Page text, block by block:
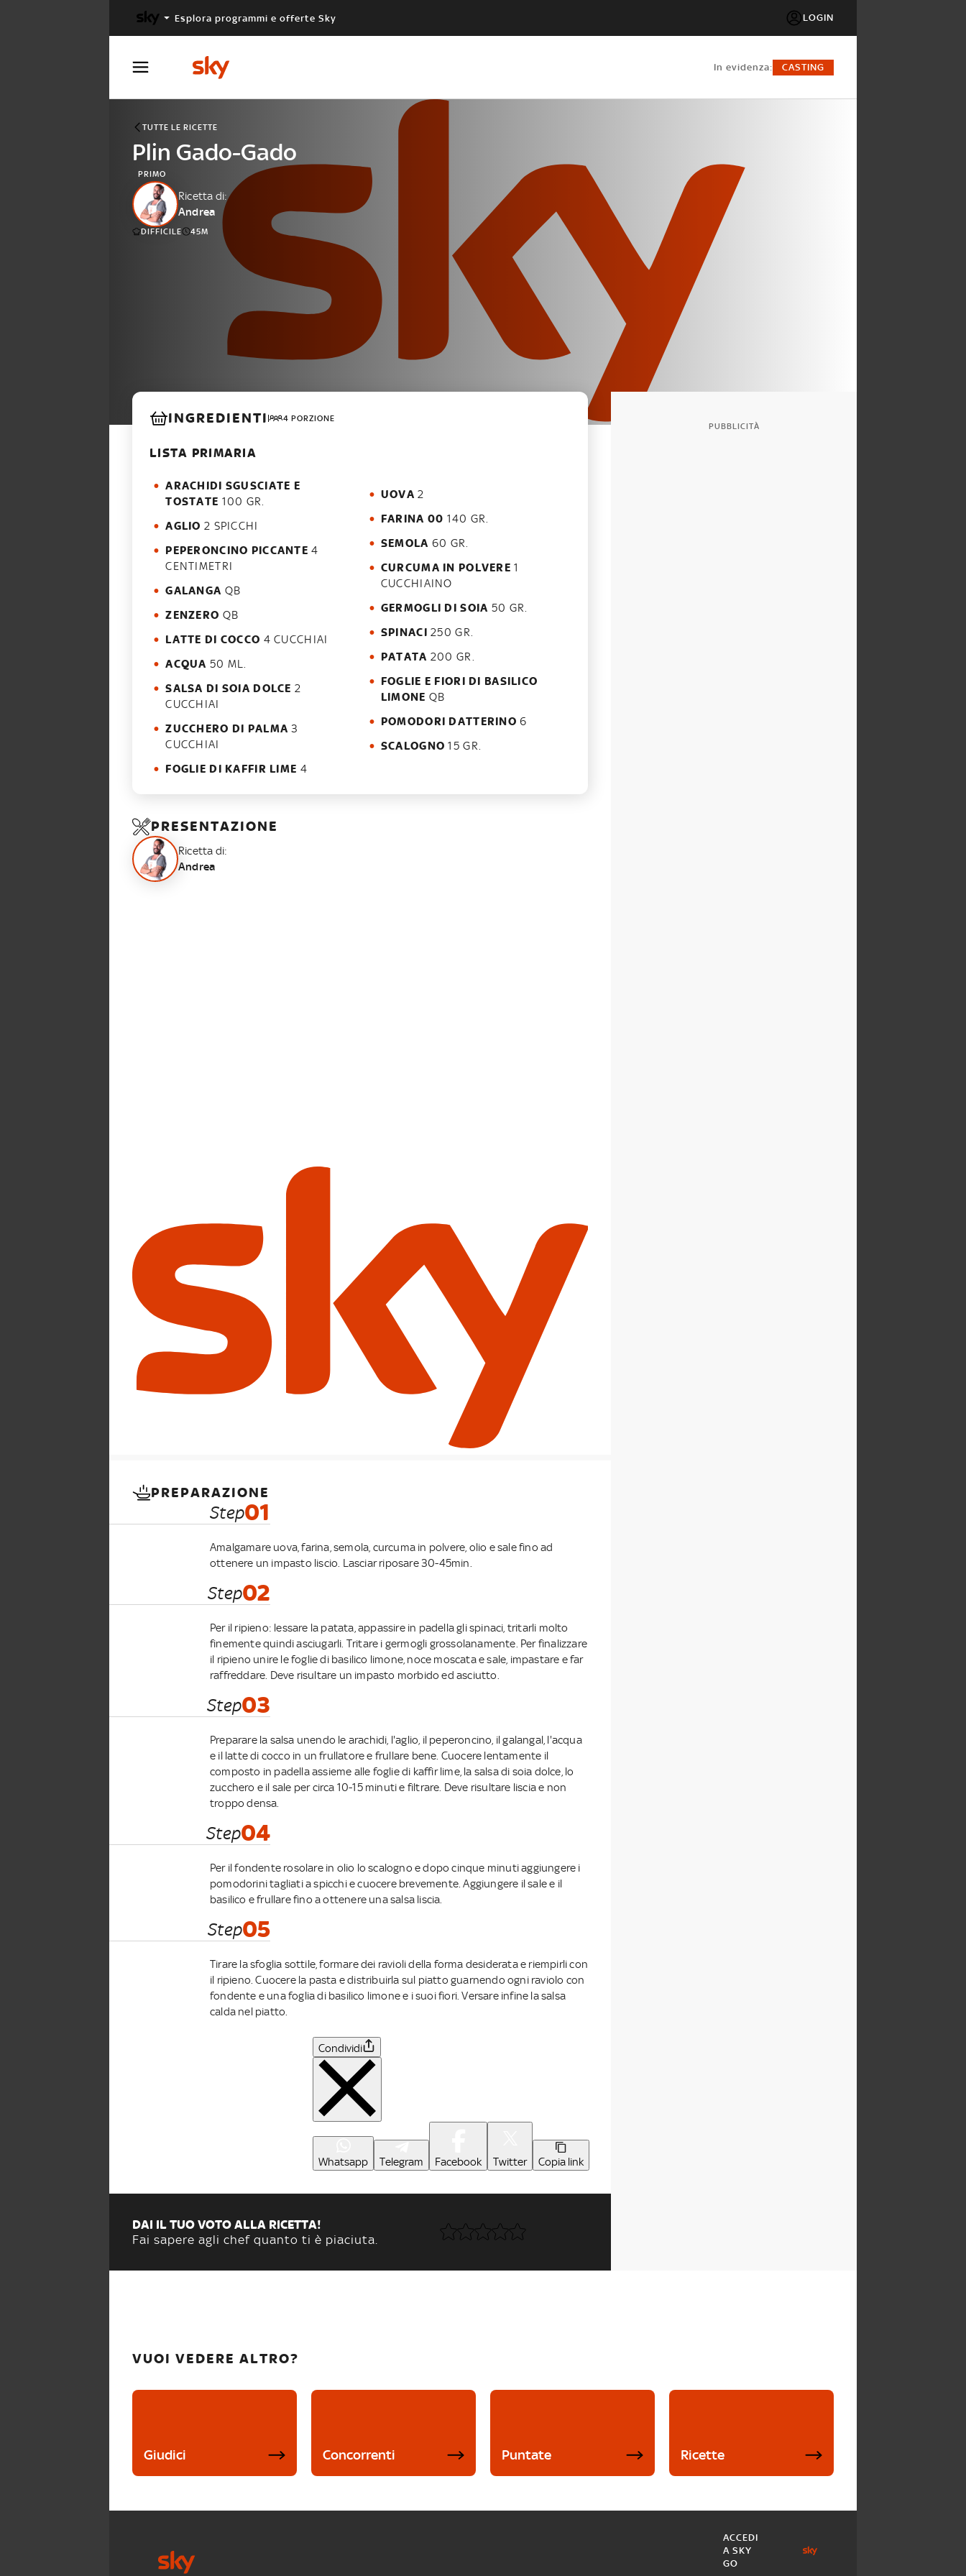
Esplora programmi e offerte Sky LOGIN
in evidenza: CASTING
TUTTE LE RICETTE
Plin Gado-Gado
PRIMO
Ricetta di:
Andrea
DIFFICILE 45M
INGREDIENTI 4 PORZIONE
LISTA PRIMARIA
ARACHIDI SGUSCIATE E
TOSTATE 100 GR.
AGLIO 2 SPICCHI
PEPERONCINO PICCANTE 4
CENTIMETRI
GALANGA QB
ZENZERO QB
LATTE DI COCCO 4 CUCCHIAI
ACQUA 50 ML.
SALSA DI SOIA DOLCE 2
CUCCHIAI
ZUCCHERO DI PALMA 3
CUCCHIAI
FOGLIE DI KAFFIR LIME 4
UOVA 2
FARINA 00 140 GR.
SEMOLA 60 GR.
CURCUMA IN POLVERE 1
CUCCHIAINO
GERMOGLI DI SOIA 50 GR.
SPINACI 250 GR.
PATATA 200 GR.
FOGLIE E FIORI DI BASILICO
LIMONE QB
POMODORI DATTERINO 6
SCALOGNO 15 GR.
PRESENTAZIONE
Ricetta di:
Andrea
PREPARAZIONE
Step01
Amalgamare uova, farina, semola, curcuma in polvere, olio e sale fino ad
ottenere un impasto liscio. Lasciar riposare 30-45min.
Step02
Per il ripieno: lessare la patata, appassire in padella gli spinaci, tritarli molto
finemente quindi asciugarli. Tritare i germogli grossolanamente. Per finalizzare
il ripieno unire le foglie di basilico limone, noce moscata e sale, impastare e far
raffreddare. Deve risultare un impasto morbido ed asciutto.
Step03
Preparare la salsa unendo le arachidi, l'aglio, il peperoncino, il galangal, l'acqua
e il latte di cocco in un frullatore e frullare bene. Cuocere lentamente il
composto in padella assieme alle foglie di kaffir lime, la salsa di soia dolce, lo
zucchero e il sale per circa 10-15 minuti e filtrare. Deve risultare liscia e non
troppo densa.
Step04
Per il fondente rosolare in olio lo scalogno e dopo cinque minuti aggiungere i
pomodorini tagliati a spicchi e cuocere brevemente. Aggiungere il sale e il
basilico e frullare fino a ottenere una salsa liscia.
Step05
Tirare la sfoglia sottile, formare dei ravioli della forma desiderata e riempirli con
il ripieno. Cuocere la pasta e distribuirla sul piatto guarnendo ogni raviolo con
fondente e una foglia di basilico limone e i suoi fiori. Versare infine la salsa
calda nel piatto.
Condividi
Whatsapp Telegram Facebook Twitter Copia link
DAI IL TUO VOTO ALLA RICETTA!
Fai sapere agli chef quanto ti è piaciuta.
PUBBLICITÀ
VUOI VEDERE ALTRO?
Giudici Concorrenti Puntate Ricette
ACCEDI
A SKY
GO